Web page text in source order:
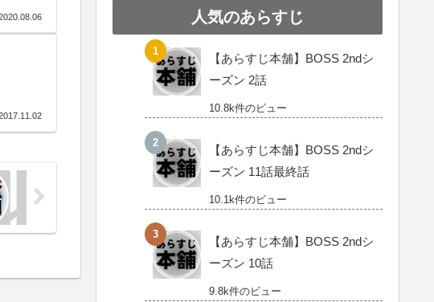
人気のあらすじ
【あらすじ本舗】BOSS 2ndシ
ーズン 2話
10.8k件のビュー
【あらすじ本舗】BOSS 2ndシ
ーズン 11話最終話
10.1k件のビュー
【あらすじ本舗】BOSS 2ndシ
ーズン 10話
9.8k件のビュー